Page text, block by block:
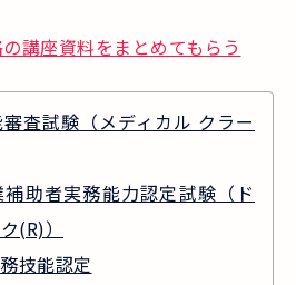
講座資料をまとめてもらう
査試験（メディカル クラー
助者実務能力認定試験（ド
(R)）
技能認定